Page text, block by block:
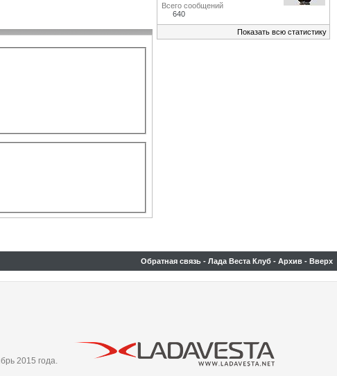
Всего сообщений
640
Показать всю статистику
Обратная связь - Лада Веста Клуб - Архив - Вверх
2015 года.